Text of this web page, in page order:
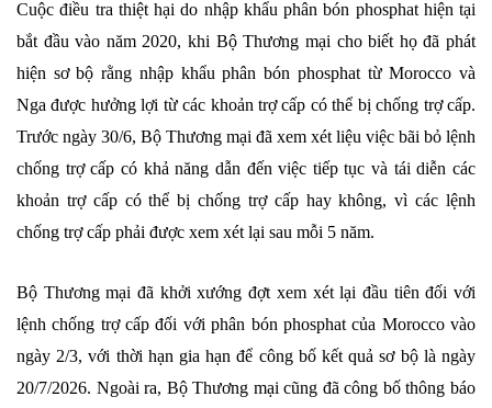
Cuộc điều tra thiệt hại do nhập khẩu phân bón phosphat hiện tại
bắt đầu vào năm 2020, khi Bộ Thương mại cho biết họ đã phát
hiện sơ bộ rằng nhập khẩu phân bón phosphat từ Morocco và
Nga được hưởng lợi từ các khoản trợ cấp có thể bị chống trợ cấp.
Trước ngày 30/6, Bộ Thương mại đã xem xét liệu việc bãi bỏ lệnh
chống trợ cấp có khả năng dẫn đến việc tiếp tục và tái diễn các
khoản trợ cấp có thể bị chống trợ cấp hay không, vì các lệnh
chống trợ cấp phải được xem xét lại sau mỗi 5 năm.
Bộ Thương mại đã khởi xướng đợt xem xét lại đầu tiên đối với
lệnh chống trợ cấp đối với phân bón phosphat của Morocco vào
ngày 2/3, với thời hạn gia hạn để công bố kết quả sơ bộ là ngày
20/7/2026. Ngoài ra, Bộ Thương mại cũng đã công bố thông báo